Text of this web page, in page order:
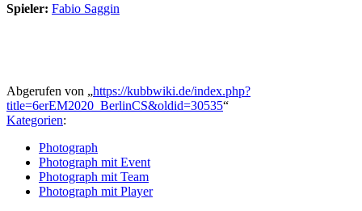
Spieler: Fabio Saggin
Abgerufen von „https://kubbwiki.de/index.php?
title=6erEM2020_BerlinCS&oldid=30535“
Kategorien:
Photograph
Photograph mit Event
Photograph mit Team
Photograph mit Player